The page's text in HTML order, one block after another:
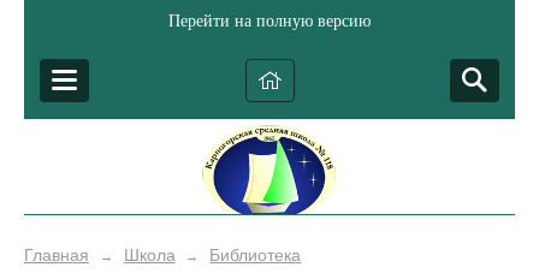
Перейти на полную версию
Главная → Школа → Библиотека